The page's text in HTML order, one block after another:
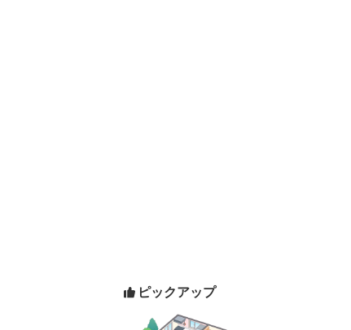
ピックアップ